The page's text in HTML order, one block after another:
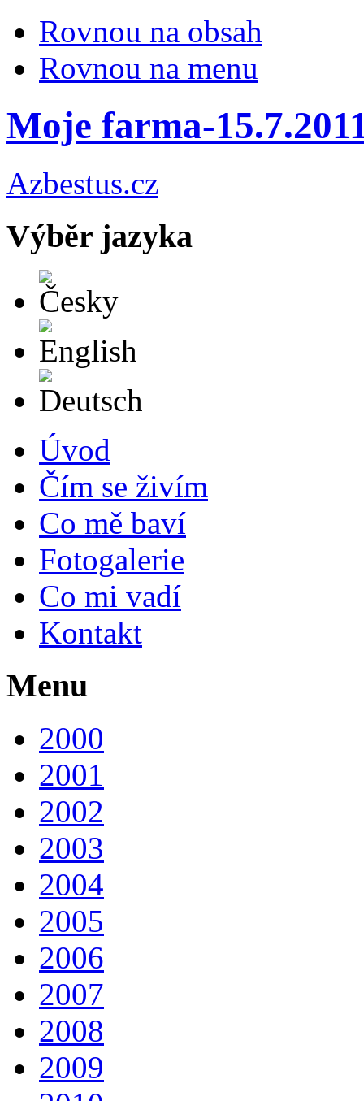
Rovnou na obsah
Rovnou na menu
Moje farma-
Azbestus.cz
Výběr jazyka
Úvod
Čím se živím
Co mě baví
Fotogalerie
Co mi vadí
Kontakt
Menu
2000
2001
2002
2003
2004
2005
2006
2007
2008
2009